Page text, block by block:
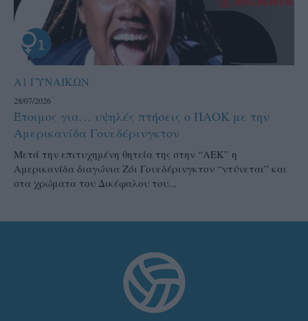
Α1 ΓΥΝΑΙΚΩΝ
28/07/2026
Έτοιμος για… υψηλές πτήσεις ο ΠΑΟΚ με την
Αμερικανίδα Γουεδέρινγκτον
Μετά την επιτυχημένη θητεία της στην “ΑΕΚ” η
Αμερικανίδα διαγώνια Ζόι Γουεδέρινγκτον “ντύνεται” και
στα χρώματα του Δικέφαλου του...